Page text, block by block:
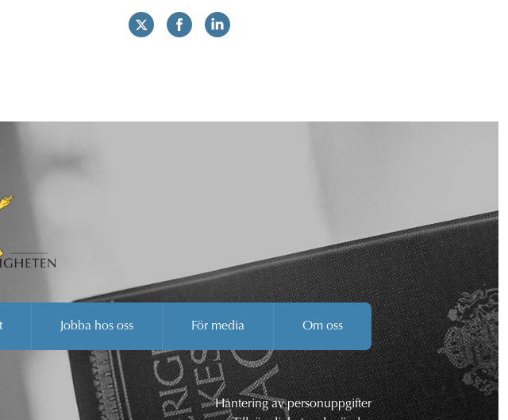
Jobba hos oss För media Om oss
Hantering av personuppgifter